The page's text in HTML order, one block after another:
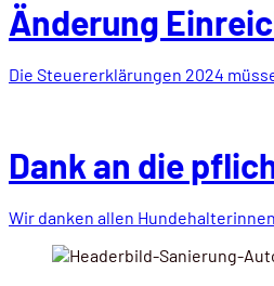
Änderung
Die Steuererklärungen 2024
Dank an die
Wir danken allen